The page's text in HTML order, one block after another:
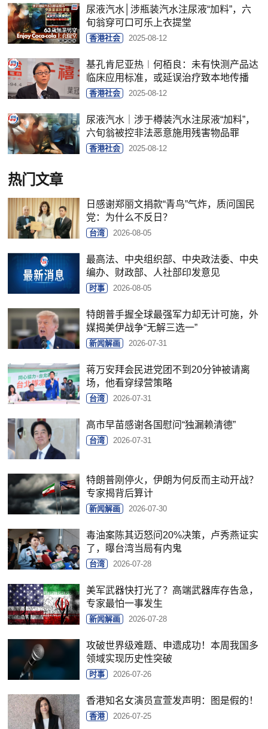
尿液汽水│涉瓶装汽水注尿液“加料”，六
旬翁穿可口可乐上衣提堂
香港社会 2025-08-12
基孔肯尼亚热︱何栢良：未有快测产品达
临床应用标准，或延误治疗致本地传播
香港社会 2025-08-12
尿液汽水｜涉于樽装汽水注尿液“加料”，
六旬翁被控非法恶意施用残害物品罪
香港社会 2025-08-12
热门文章
日感谢郑丽文捐款“青鸟”气炸，质问国民
党：为什么不反日？
台湾 2026-08-05
最高法、中央组织部、中央政法委、中央
编办、财政部、人社部印发意见
时事 2026-08-05
特朗普手握全球最强军力却无计可施，外
媒揭美伊战争“无解三选一”
新闻解画 2026-07-31
蒋万安拜会民进党团不到20分钟被请离
场，他看穿绿营策略
台湾 2026-07-31
高市早苗感谢各国慰问“独漏赖清德”
台湾 2026-07-31
特朗普刚停火，伊朗为何反而主动开战？
专家揭背后算计
新闻解画 2026-07-30
毒油案陈其迈怒问20%决策，卢秀燕证实
了，曝台湾当局有内鬼
台湾 2026-07-28
美军武器快打光了？高端武器库存告急，
专家最怕一事发生
新闻解画 2026-07-28
攻破世界级难题、申遗成功！本周我国多
领域实现历史性突破
时事 2026-07-26
香港知名女演员宣萱发声明：图是假的！
香港 2026-07-25